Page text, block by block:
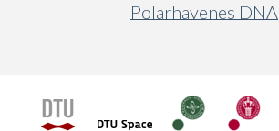
Polarhavenes DNA